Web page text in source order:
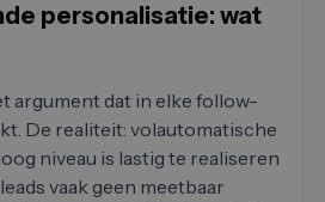
personalisatie: wat
argument dat in elke follow-
De realiteit: volautomatische
niveau is lastig te realiseren
vaak geen meetbaar